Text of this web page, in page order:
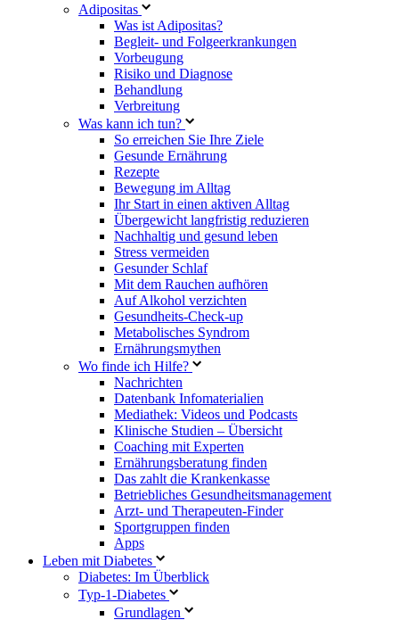
Adipositas
Was ist Adipositas?
Begleit- und Folgeerkrankungen
Vorbeugung
Risiko und Diagnose
Behandlung
Verbreitung
Was kann ich tun?
So erreichen Sie Ihre Ziele
Gesunde Ernährung
Rezepte
Bewegung im Alltag
Ihr Start in einen aktiven Alltag
Übergewicht langfristig reduzieren
Nachhaltig und gesund leben
Stress vermeiden
Gesunder Schlaf
Mit dem Rauchen aufhören
Auf Alkohol verzichten
Gesundheits-Check-up
Metabolisches Syndrom
Ernährungsmythen
Wo finde ich Hilfe?
Nachrichten
Datenbank Infomaterialien
Mediathek: Videos und Podcasts
Klinische Studien – Übersicht
Coaching mit Experten
Ernährungsberatung finden
Das zahlt die Krankenkasse
Betriebliches Gesundheitsmanagement
Arzt- und Therapeuten-Finder
Sportgruppen finden
Apps
Leben mit Diabetes
Diabetes: Im Überblick
Typ-1-Diabetes
Grundlagen